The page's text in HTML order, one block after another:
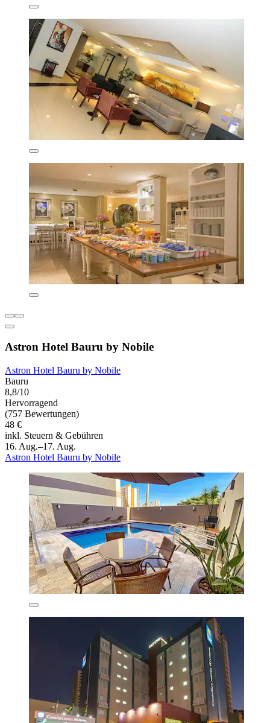
Astron Hotel Bauru by Nobile
Astron Hotel Bauru by Nobile
Bauru
8,8/10
Hervorragend
(757 Bewertungen)
48 €
inkl. Steuern & Gebühren
16. Aug.–17. Aug.
Astron Hotel Bauru by Nobile